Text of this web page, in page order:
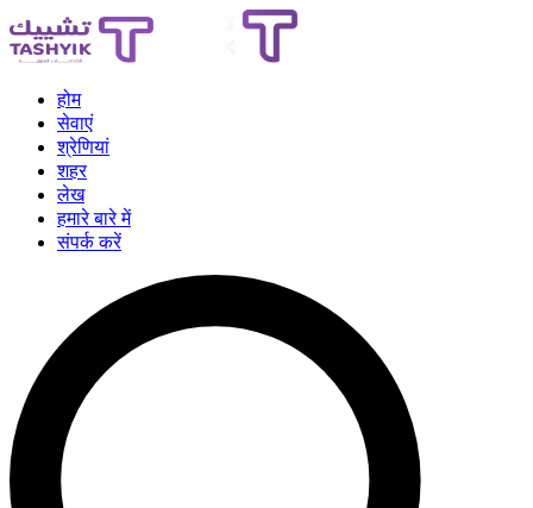
होम
सेवाएं
श्रेणियां
शहर
लेख
हमारे बारे में
संपर्क करें